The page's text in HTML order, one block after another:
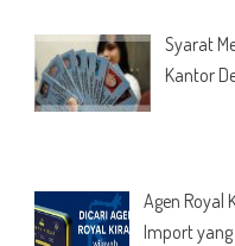
Syarat
Kantor
Agen Royal
Import